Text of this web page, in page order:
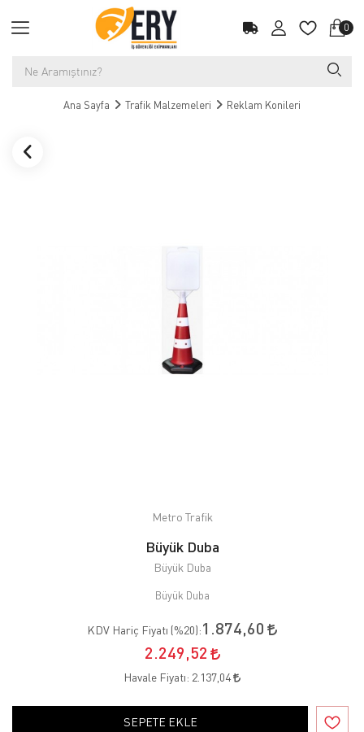
0
Ana Sayfa Trafik Malzemeleri Reklam Konileri
Metro Trafik
Büyük Duba
Büyük Duba
Büyük Duba
KDV Hariç Fiyatı (%20):1.874,60
2.249,52
Havale Fiyatı: 2.137,04
SEPETE EKLE